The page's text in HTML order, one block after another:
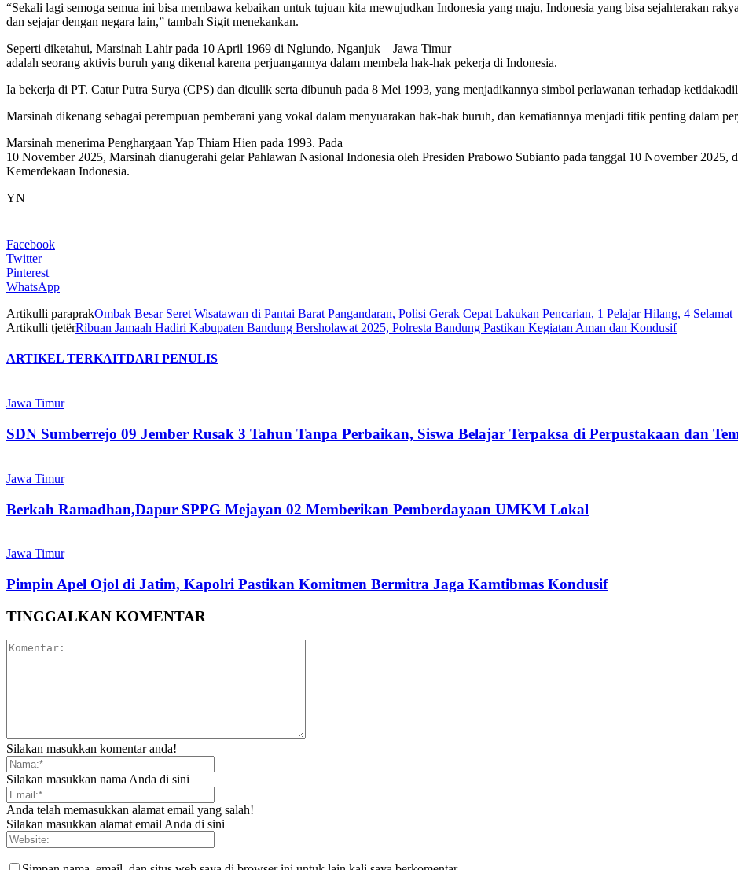
“Sekali lagi semoga semua ini bisa membawa kebaikan untuk tujuan kita mewujudkan Indonesia yang maju, Indonesia yang bisa sejahterakan
dan sejajar dengan negara lain,” tambah Sigit menekankan.
Seperti diketahui, Marsinah Lahir pada 10 April 1969 di Nglundo, Nganjuk – Jawa Timur
adalah seorang aktivis buruh yang dikenal karena perjuangannya dalam membela hak-hak pekerja di Indonesia.
Ia bekerja di PT. Catur Putra Surya (CPS) dan diculik serta dibunuh pada 8 Mei 1993, yang menjadikannya simbol perlawanan terhadap
Marsinah dikenang sebagai perempuan pemberani yang vokal dalam menyuarakan hak-hak buruh, dan kematiannya menjadi titik penting dalam
Marsinah menerima Penghargaan Yap Thiam Hien pada 1993. Pada
10 November 2025, Marsinah dianugerahi gelar Pahlawan Nasional Indonesia oleh Presiden Prabowo Subianto pada tanggal 10 November 2025,
Kemerdekaan Indonesia.
YN
Facebook
Twitter
Pinterest
WhatsApp
Artikulli paraprakOmbak Besar Seret Wisatawan di Pantai Barat Pangandaran, Polisi Gerak Cepat Lakukan Pencarian, 1 Pelajar Hilang, 4 Selamat
Artikulli tjetërRibuan Jamaah Hadiri Kabupaten Bandung Bersholawat 2025, Polresta Bandung Pastikan Kegiatan Aman dan Kondusif
ARTIKEL TERKAITDARI PENULIS
Jawa Timur
SDN Sumberrejo 09 Jember Rusak 3 Tahun Tanpa Perbaikan, Siswa Belajar Terpaksa di Perpustakaan dan
Jawa Timur
Berkah Ramadhan,Dapur SPPG Mejayan 02 Memberikan Pemberdayaan UMKM Lokal
Jawa Timur
Pimpin Apel Ojol di Jatim, Kapolri Pastikan Komitmen Bermitra Jaga Kamtibmas Kondusif
TINGGALKAN KOMENTAR
Silakan masukkan komentar anda!
Silakan masukkan nama Anda di sini
Anda telah memasukkan alamat email yang salah!
Silakan masukkan alamat email Anda di sini